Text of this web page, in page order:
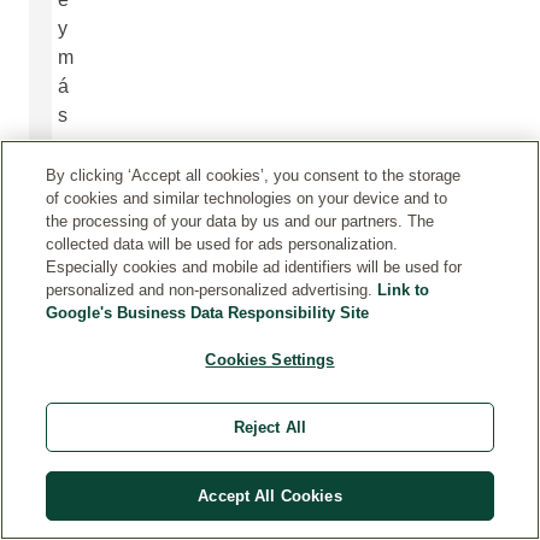
y
m
á
s
e
l
á
s
t
i
c
By clicking ‘Accept all cookies’, you consent to the storage
of cookies and similar technologies on your device and to
the processing of your data by us and our partners. The
collected data will be used for ads personalization.
Especially cookies and mobile ad identifiers will be used for
personalized and non-personalized advertising. Link to
Google's Business Data Responsibility Site
Cookies Settings
Reject All
Accept All Cookies